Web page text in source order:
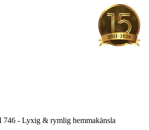
746 - Lyxig & rymlig hemmakänsla